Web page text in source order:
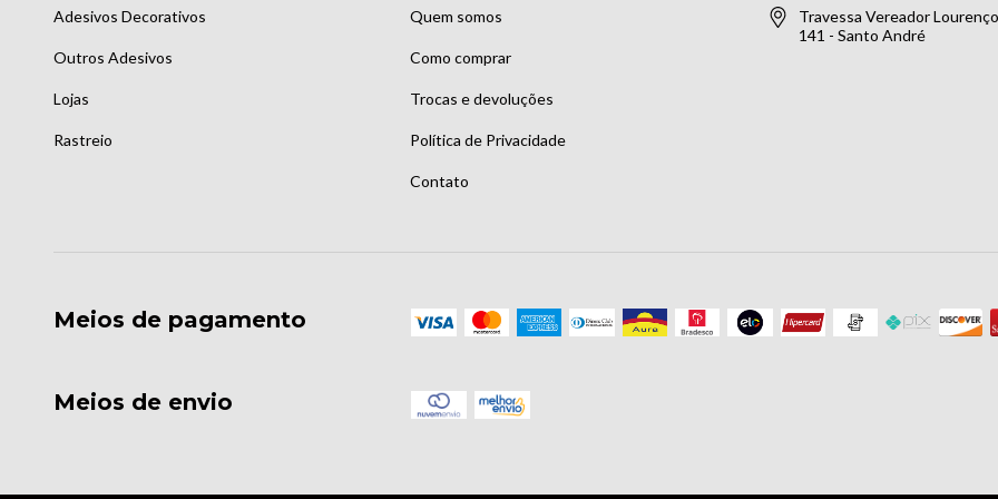
Adesivos Decorativos
Outros Adesivos
Lojas
Rastreio
Quem somos
Como comprar
Trocas e devoluções
Política de Privacidade
Contato
Travessa Vereador
141 - Santo André
Meios de pagamento
Meios de envio